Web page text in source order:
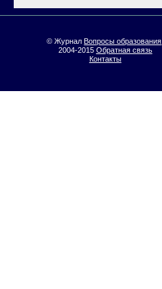
© ЖурналВопросы образования
2004-2015 Обратная связь
Контакты